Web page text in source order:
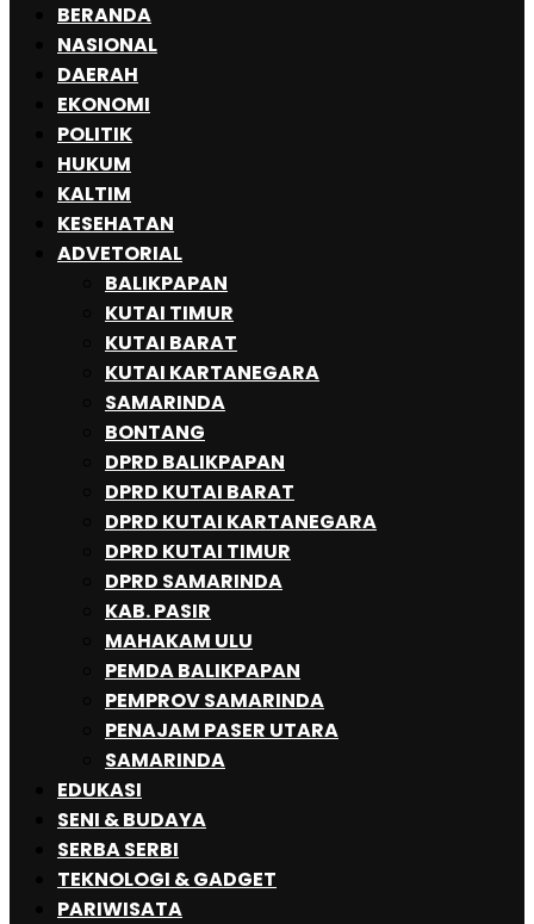
BERANDA
NASIONAL
DAERAH
EKONOMI
POLITIK
HUKUM
KALTIM
KESEHATAN
ADVETORIAL
BALIKPAPAN
KUTAI TIMUR
KUTAI BARAT
KUTAI KARTANEGARA
SAMARINDA
BONTANG
DPRD BALIKPAPAN
DPRD KUTAI BARAT
DPRD KUTAI KARTANEGARA
DPRD KUTAI TIMUR
DPRD SAMARINDA
KAB. PASIR
MAHAKAM ULU
PEMDA BALIKPAPAN
PEMPROV SAMARINDA
PENAJAM PASER UTARA
SAMARINDA
EDUKASI
SENI & BUDAYA
SERBA SERBI
TEKNOLOGI & GADGET
PARIWISATA